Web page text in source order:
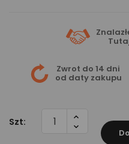
Zwrot do 14 dni
od daty zakupu
Szt: